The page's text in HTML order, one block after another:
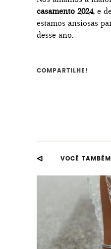
casamento 2024, e
estamos ansiosas
desse ano.
COMPARTILHE!
VOCÊ